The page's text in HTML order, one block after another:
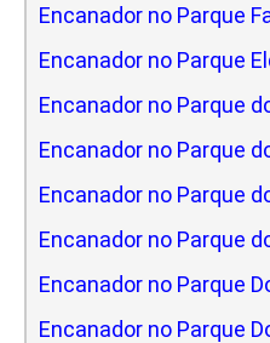
Encanador no Parque
Encanador no Parque
Encanador no Parque
Encanador no Parque
Encanador no Parque
Encanador no Parque
Encanador no Parque
Encanador no Parque